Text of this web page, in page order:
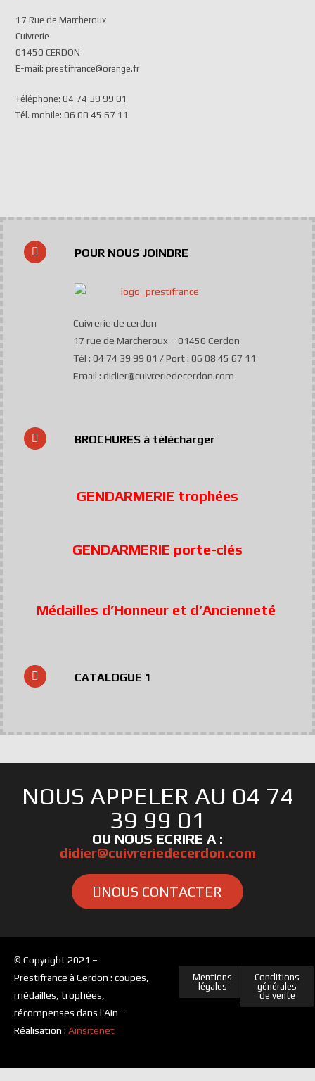
17 Rue de Marcheroux
Cuivrerie
01450 CERDON
E-mail: prestifrance@orange.fr
Téléphone: 04 74 39 99 01
Tél. mobile: 06 08 45 67 11
POUR NOUS JOINDRE
Cuivrerie de cerdon
17 rue de Marcheroux – 01450 Cerdon
Tél : 04 74 39 99 01 / Port : 06 08 45 67 11
Email : didier@cuivreriedecerdon.com
BROCHURES à télécharger
GENDARMERIE trophées
GENDARMERIE porte-clés
Médailles d’Honneur et d’Ancienneté
CATALOGUE 1
NOUS APPELER AU 04 74
39 99 01
didier@cuivreriedecerdon.com
NOUS CONTACTER
© Copyright 2021 –
Prestifrance à Cerdon : coupes,
médailles, trophées,
récompenses dans l’Ain –
Réalisation : Ainsitenet
Mentions
légales
Conditions
générales
de vente